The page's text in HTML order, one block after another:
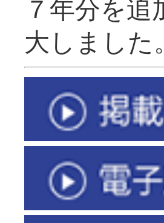
７年分を
大し